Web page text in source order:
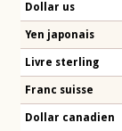
Dollar us
Yen japonais
Livre sterling
Franc suisse
Dollar canadien